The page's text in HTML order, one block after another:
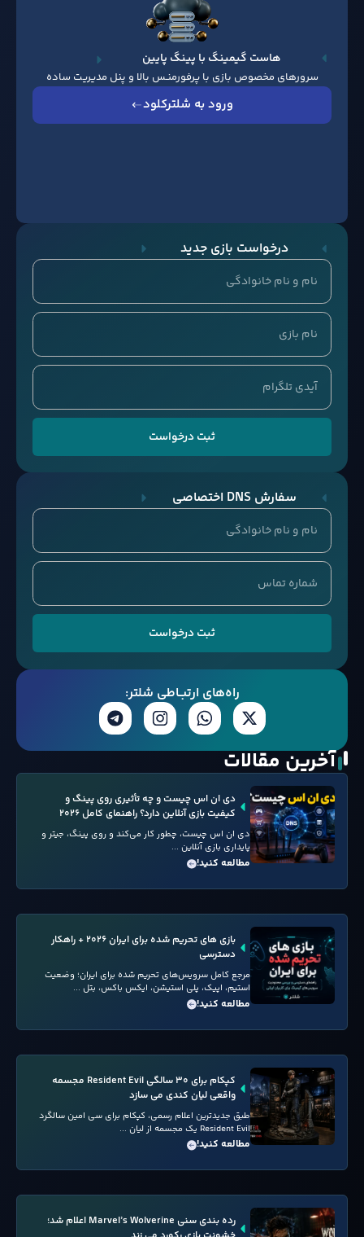
هاست گیمینگ با پینگ پایین
سرورهای مخصوص بازی با پرفورمنـس بالا و پنل مدیریت ساده
ورود به شلترکلود
درخواست بازی جدید
ثبت درخواست
سفارش DNS اختصاصی
ثبت درخواست
راه‌های ارتبــاطی شلتر:
آخرین مقالات
دی ان اس چیست و چه تأثیری روی پینگ و
کیفیت بازی آنلاین دارد؟ راهنمای کامل ۲۰۲۶
دی ان اس چیست، چطور کار می‌کند و روی پینگ، جیتر و
پایداری بازی آنلاین ...
مطالعه کنید!
بازی های تحریم شده برای ایران ۲۰۲۶ + راهکار
دسترسی
مرجع کامل سرویس‌های تحریم شده برای ایران؛ وضعیت
استیم، اپیک، پلی استیشن، ایکس باکس، بتل ...
مطالعه کنید!
کپکام برای ۳۰ سالگی Resident Evil مجسمه
واقعی لیان کندی می سازد
طبق جدیدترین اعلام رسمی، کپکام برای سی امین سالگرد
Resident Evil یک مجسمه از لیان ...
مطالعه کنید!
رده بندی سنی Marvel’s Wolverine اعلام شد؛